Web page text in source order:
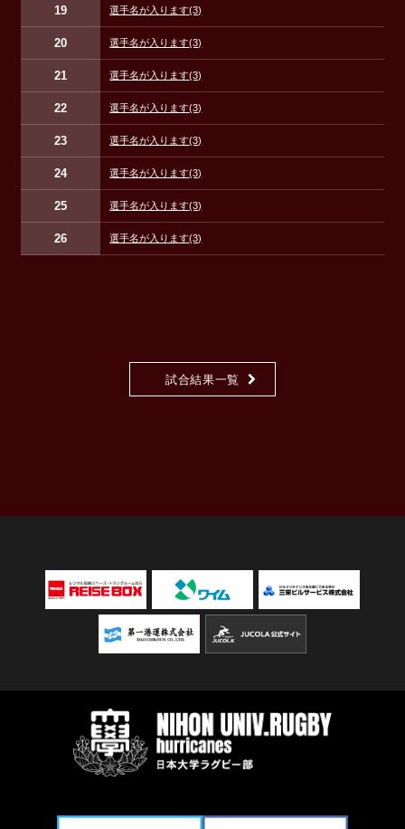
19 選手名が入ります(3)
20 選手名が入ります(3)
21 選手名が入ります(3)
22 選手名が入ります(3)
23 選手名が入ります(3)
24 選手名が入ります(3)
25 選手名が入ります(3)
26 選手名が入ります(3)
試合結果一覧